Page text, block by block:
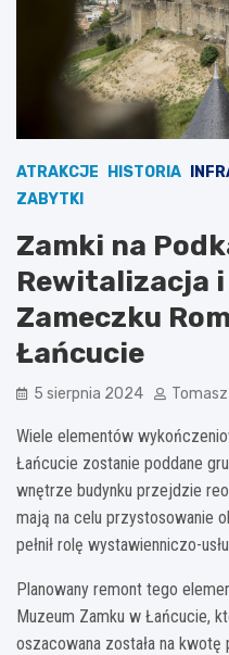
ATRAKCJE HISTORIA
ZABYTKI
Zamki na
Rewitalizacja
Zameczku
Łańcucie
5 sierpnia 2024
Wiele elementów
Łańcucie zostanie poddane
wnętrze budynku przejdzie
mają na celu przystosowanie
pełnił rolę wystawienniczo-
Planowany remont tego
Muzeum Zamku w Łańcucie,
oszacowana została na